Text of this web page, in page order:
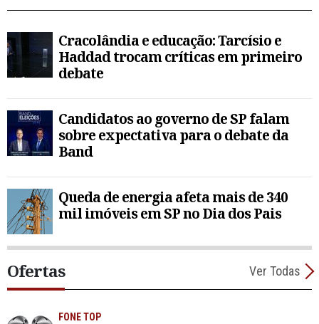
Cracolândia e educação: Tarcísio e
Haddad trocam críticas em primeiro
debate
Candidatos ao governo de SP falam
sobre expectativa para o debate da
Band
Queda de energia afeta mais de 340
mil imóveis em SP no Dia dos Pais
Ofertas Ver Todas
FONE TOP